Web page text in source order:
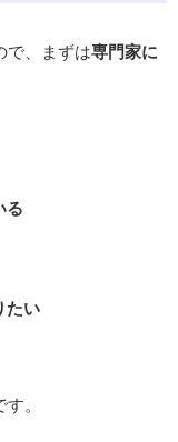
で、まずは専門家に
る
たい
。